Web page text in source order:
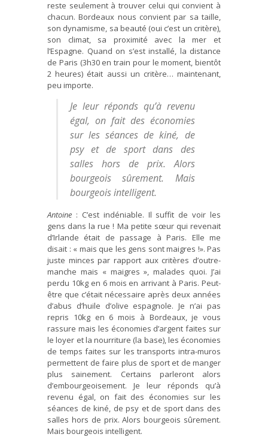
reste seulement à trouver celui qui convient à
chacun. Bordeaux nous convient par sa taille,
son dynamisme, sa beauté (oui c’est un critère),
son climat, sa proximité avec la mer et
l’Espagne. Quand on s’est installé, la distance
de Paris (3h30 en train pour le moment, bientôt
2 heures) était aussi un critère… maintenant,
peu importe.
Je leur réponds qu’à revenu
égal, on fait des économies
sur les séances de kiné, de
psy et de sport dans des
salles hors de prix. Alors
bourgeois sûrement. Mais
bourgeois intelligent.
Antoine : C’est indéniable. Il suffit de voir les
gens dans la rue ! Ma petite sœur qui revenait
d’Irlande était de passage à Paris. Elle me
disait : « mais que les gens sont maigres !». Pas
juste minces par rapport aux critères d’outre-
manche mais « maigres », malades quoi. J’ai
perdu 10kg en 6 mois en arrivant à Paris. Peut-
être que c’était nécessaire après deux années
d’abus d’huile d’olive espagnole. Je n’ai pas
repris 10kg en 6 mois à Bordeaux, je vous
rassure mais les économies d’argent faites sur
le loyer et la nourriture (la base), les économies
de temps faites sur les transports intra-muros
permettent de faire plus de sport et de manger
plus sainement. Certains parleront alors
d’embourgeoisement. Je leur réponds qu’à
revenu égal, on fait des économies sur les
séances de kiné, de psy et de sport dans des
salles hors de prix. Alors bourgeois sûrement.
Mais bourgeois intelligent.